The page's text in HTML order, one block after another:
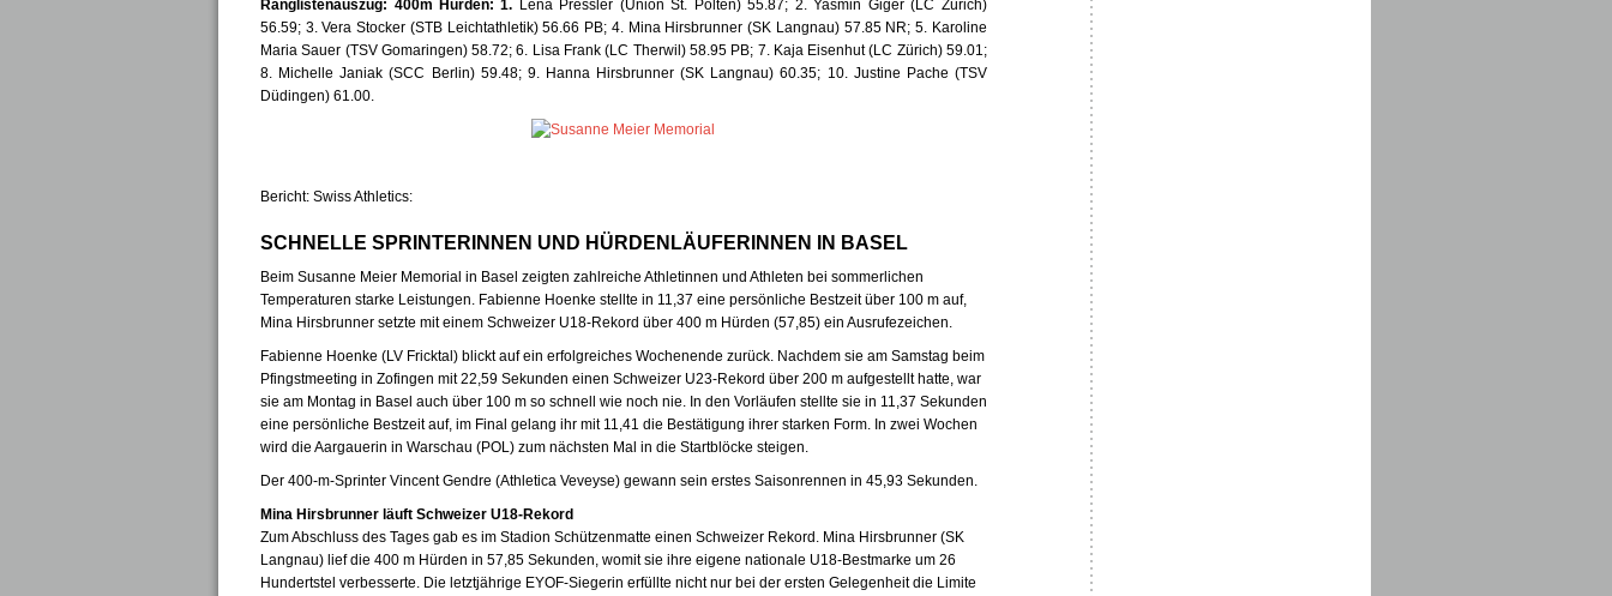
Ranglistenauszug: 400m Hürden: 1. Lena Pressler (Union St. Pölten) 55.87; 2. Yasmin Giger (LC Zürich)
56.59; 3. Vera Stocker (STB Leichtathletik) 56.66 PB; 4. Mina Hirsbrunner (SK Langnau) 57.85 NR; 5. Karoline
Maria Sauer (TSV Gomaringen) 58.72; 6. Lisa Frank (LC Therwil) 58.95 PB; 7. Kaja Eisenhut (LC Zürich) 59.01;
8. Michelle Janiak (SCC Berlin) 59.48; 9. Hanna Hirsbrunner (SK Langnau) 60.35; 10. Justine Pache (TSV
Düdingen) 61.00.
Bericht: Swiss Athletics:
SCHNELLE SPRINTERINNEN UND HÜRDENLÄUFERINNEN IN BASEL
Beim Susanne Meier Memorial in Basel zeigten zahlreiche Athletinnen und Athleten bei sommerlichen
Temperaturen starke Leistungen. Fabienne Hoenke stellte in 11,37 eine persönliche Bestzeit über 100 m auf,
Mina Hirsbrunner setzte mit einem Schweizer U18-Rekord über 400 m Hürden (57,85) ein Ausrufezeichen.
Fabienne Hoenke (LV Fricktal) blickt auf ein erfolgreiches Wochenende zurück. Nachdem sie am Samstag beim
Pfingstmeeting in Zofingen mit 22,59 Sekunden einen Schweizer U23-Rekord über 200 m aufgestellt hatte, war
sie am Montag in Basel auch über 100 m so schnell wie noch nie. In den Vorläufen stellte sie in 11,37 Sekunden
eine persönliche Bestzeit auf, im Final gelang ihr mit 11,41 die Bestätigung ihrer starken Form. In zwei Wochen
wird die Aargauerin in Warschau (POL) zum nächsten Mal in die Startblöcke steigen.
Der 400-m-Sprinter Vincent Gendre (Athletica Veveyse) gewann sein erstes Saisonrennen in 45,93 Sekunden.
Mina Hirsbrunner läuft Schweizer U18-Rekord
Zum Abschluss des Tages gab es im Stadion Schützenmatte einen Schweizer Rekord. Mina Hirsbrunner (SK
Langnau) lief die 400 m Hürden in 57,85 Sekunden, womit sie ihre eigene nationale U18-Bestmarke um 26
Hundertstel verbesserte. Die letztjährige EYOF-Siegerin erfüllte nicht nur bei der ersten Gelegenheit die Limite